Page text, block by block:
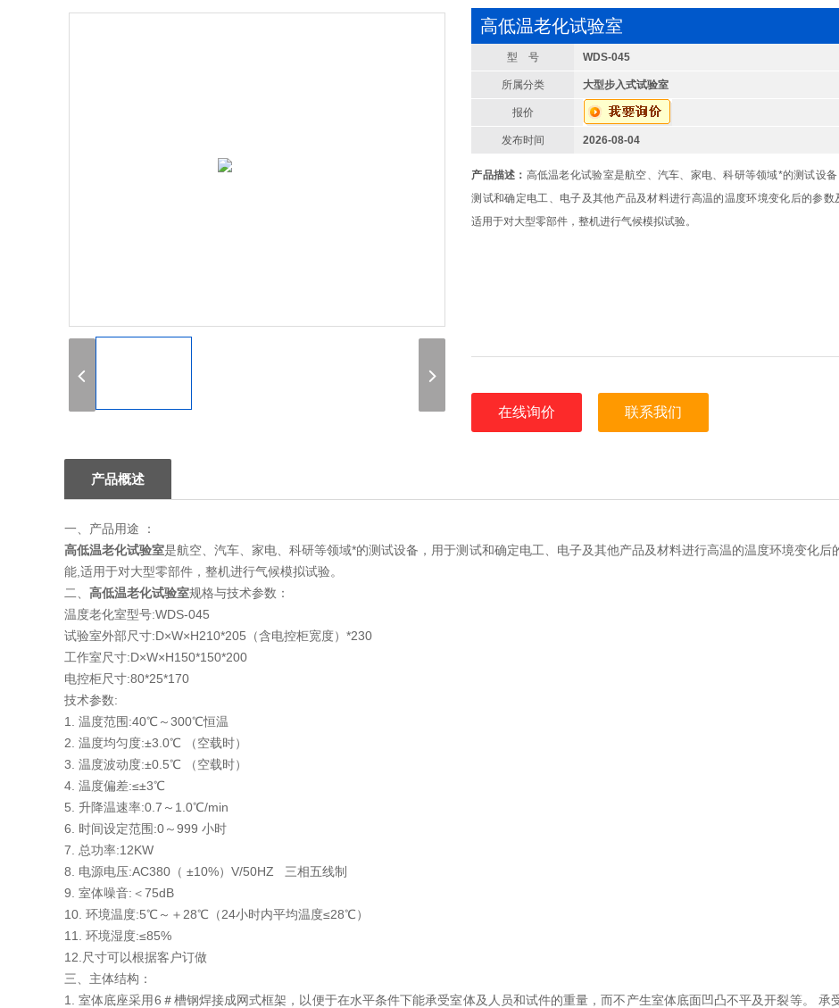
高低温老化试验室
型 号 WDS-045
所属分类 大型步入式试验室
报价
发布时间 2026-08-04
产品描述： 高低温老化试验室是航空、汽车、家电、科研等领域*的测试设
测试和确定电工、电子及其他产品及材料进行高温的温度环境变化后的参数
适用于对大型零部件，整机进行气候模拟试验。
在线询价 联系我们
产品概述
一、产品用途 ：
高低温老化试验室是航空、汽车、家电、科研等领域*的测试设备，用于测试和确定电工、电子及其他产品及材料进行高温的温度环境变化后
能,适用于对大型零部件，整机进行气候模拟试验。
二、 高低温老化试验室规格与技术参数：
温度老化室型号:WDS-045
试验室外部尺寸:D×W×H210*205（含电控柜宽度）*230
工作室尺寸:D×W×H150*150*200
电控柜尺寸:80*25*170
技术参数:
1. 温度范围:40℃～300℃恒温
2. 温度均匀度:±3.0℃ （空载时）
3. 温度波动度:±0.5℃ （空载时）
4. 温度偏差:≤±3℃
5. 升降温速率:0.7～1.0℃/min
6. 时间设定范围:0～999 小时
7. 总功率:12KW
8. 电源电压:AC380（ ±10%）V/50HZ 三相五线制
9. 室体噪音:＜75dB
10. 环境温度:5℃～＋28℃（24小时内平均温度≤28℃）
11. 环境湿度:≤85%
12.尺寸可以根据客户订做
三、主体结构：
1. 室体底座采用6＃槽钢焊接成网式框架，以便于在水平条件下能承受室体及人员和试件的重量，而不产生室体底面凹凸不平及开裂等。 承